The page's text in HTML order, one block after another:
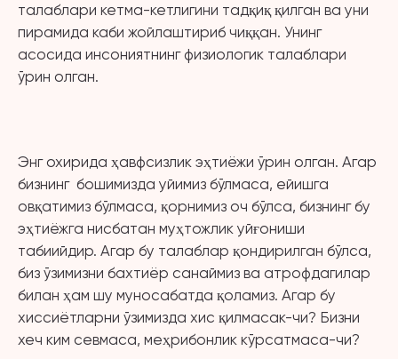
талаблари кетма-кетлигини тадқиқ қилган ва уни
пирамида каби жойлаштириб чиққан. Унинг
асосида инсониятнинг физиологик талаблари
ўрин олган.
Энг охирида ҳавфсизлик эҳтиёжи ўрин олган. Агар
бизнинг бошимизда уйимиз бўлмаса, ейишга
овқатимиз бўлмаса, қорнимиз оч бўлса, бизнинг бу
эҳтиёжга нисбатан муҳтожлик уйғониши
табиийдир. Агар бу талаблар қондирилган бўлса,
биз ўзимизни бахтиёр санаймиз ва атрофдагилар
билан ҳам шу муносабатда қоламиз. Агар бу
хиссиётларни ўзимизда хис қилмасак-чи? Бизни
хеч ким севмаса, меҳрибонлик кўрсатмаса-чи?